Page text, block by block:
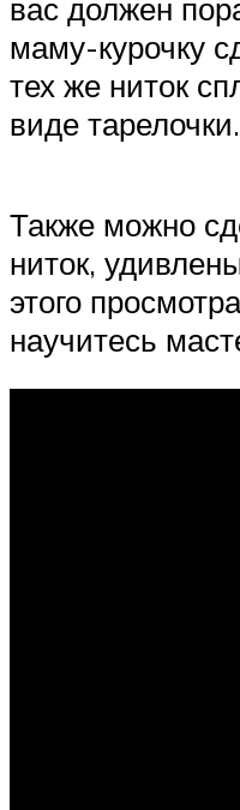
вас должен
маму-курочку
тех же ниток
виде тарелочки.
Также можно
ниток,
этого
научитесь